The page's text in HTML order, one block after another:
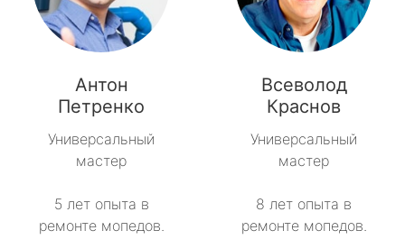
Антон
Петренко
Универсальный
мастер
5 лет опыта в
ремонте мопедов.
Всеволод
Краснов
Универсальный
мастер
8 лет опыта в
ремонте мопедов.